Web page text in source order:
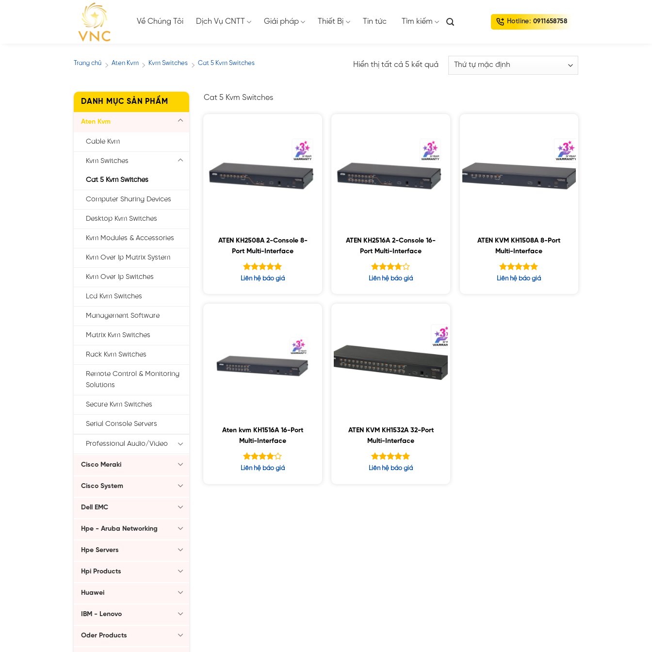
Về Chúng Tôi Dịch Vụ CNTT Giải pháp Thiết Bị Tin tức Tìm kiếm Hotline: 0911658758
Trang chủ / Aten Kvm / Kvm Switches / Cat 5 Kvm Switches Hiển thị tất cả 5 kết quả
DANH MỤC SẢN PHẨM
Aten Kvm
Cable Kvm
Kvm Switches
Cat 5 Kvm Switches
Computer Sharing Devices
Desktop Kvm Switches
Kvm Modules & Accessories
Kvm Over Ip Matrix System
Kvm Over Ip Switches
Lcd Kvm Switches
Management Software
Matrix Kvm Switches
Rack Kvm Switches
Remote Control & Monitoring
Solutions
Secure Kvm Switches
Serial Console Servers
Professional Audio/Video
Cisco Meraki
Cisco System
Dell EMC
Hpe - Aruba Networking
Hpe Servers
Hpi Products
Huawei
IBM - Lenovo
Oder Products
Cat 5 Kvm Switches
ATEN KH2508A 2-Console 8-
Port Multi-Interface
Được xếp
Liên hệ báo giá
ATEN KH2516A 2-Console 16-
Port Multi-Interface
Được
Liên hệ báo giá
ATEN KVM KH1508A 8-Port
Multi-Interface
Được xếp
Liên hệ báo giá
Aten kvm KH1516A 16-Port
Multi-Interface
Được
Liên hệ báo giá
ATEN KVM KH1532A 32-Port
Multi-Interface
Được xếp
Liên hệ báo giá